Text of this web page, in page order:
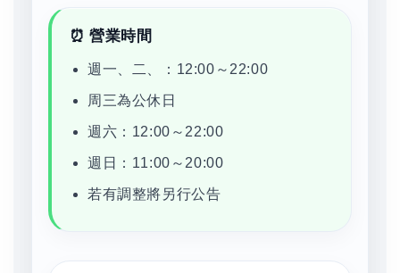
⏰ 營業時間
週一、二、：12:00～22:00
周三為公休日
週六：12:00～22:00
週日：11:00～20:00
若有調整將另行公告